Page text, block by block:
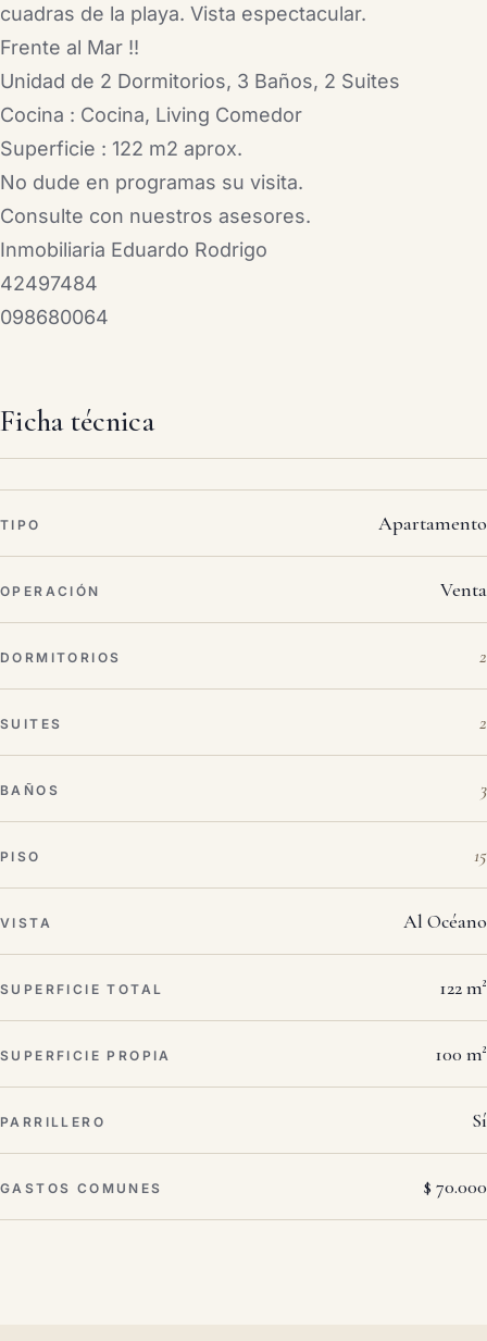
cuadras de la playa. Vista espectacular.
Frente al Mar !!
Unidad de 2 Dormitorios, 3 Baños, 2 Suites
Cocina : Cocina, Living Comedor
Superficie : 122 m2 aprox.
No dude en programas su visita.
Consulte con nuestros asesores.
Inmobiliaria Eduardo Rodrigo
42497484
098680064
Ficha técnica
TIPO Apartamento
OPERACIÓN Venta
DORMITORIOS 2
SUITES 2
BAÑOS 3
PISO 15
VISTA Al Océano
SUPERFICIE TOTAL 122 m²
SUPERFICIE PROPIA 100 m²
PARRILLERO Sí
GASTOS COMUNES $ 70.000